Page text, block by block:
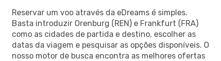
Reservar um voo através da eDreams é simples.
Basta introduzir Orenburg (REN) e Frankfurt (FRA)
como as cidades de partida e destino, escolher as
datas da viagem e pesquisar as opções disponíveis. O
nosso motor de busca encontra as melhores ofertas